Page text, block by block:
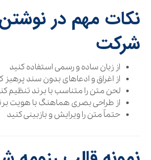
نکات مهم در
شرکت
از زبان ساده و رسمی استفاده کنید
از اغراق و ادعاهای بدون سند پرهیز
لحن متن را متناسب با برند تنظیم
از طراحی بصری هماهنگ با هویت
حتماً متن را ویرایش و بازبینی کنید